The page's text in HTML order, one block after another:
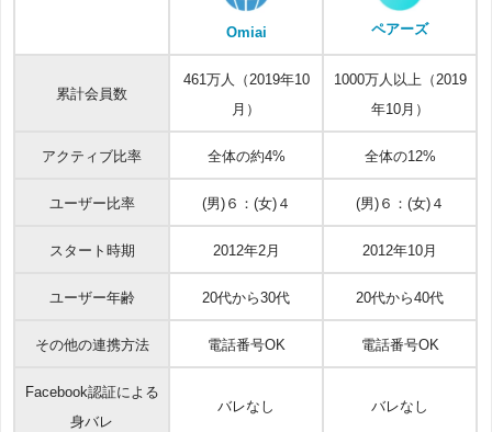
Omiai ペアーズ
累計会員数
461万人（2019年10
月）
1000万人以上（2019
年10月）
アクティブ比率 全体の約4% 全体の12%
ユーザー比率 (男)６：(女)４ (男)６：(女)４
スタート時期 2012年2月 2012年10月
ユーザー年齢 20代から30代 20代から40代
その他の連携方法 電話番号OK 電話番号OK
Facebook認証による
身バレ
バレなし バレなし